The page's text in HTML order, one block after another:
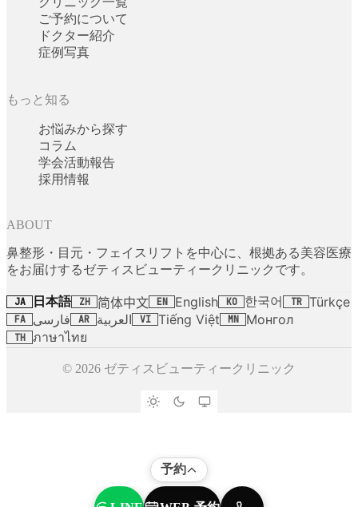
ご予約について
ドクター紹介
症例写真
もっと知る
お悩みから探す
コラム
学会活動報告
採用情報
ABOUT
鼻整形・目元・フェイスリフトを中心に、根拠ある美容医療
をお届けするゼティスビューティークリニックです。
JA 日本語 ZH 简体中文 EN English KO 한국어 TR Türkçe
FA فارسی AR العربية VI Tiếng Việt MN Монгол
TH ภาษาไทย
© 2026 ゼティスビューティークリニック
予約